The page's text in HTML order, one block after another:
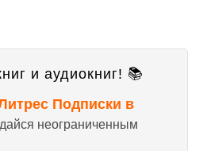
и аудиокниг! 📚
Подписки в
неограниченным